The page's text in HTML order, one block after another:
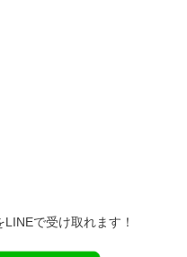
で受け取れます！